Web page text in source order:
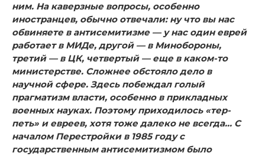
ним. На каверзные вопросы, особенно
иностранцев, обычно отвечали: ну что вы нас
обви­няете в антисемитизме — у нас один еврей
работает в МИДе, другой — в Минобороны,
третий — в ЦК, четвертый — еще в каком-то
министерстве. Сложнее обстояло дело в
научной сфере. Здесь побеждал голый
прагматизм власти, особенно в прикладных
военных науках. Поэтому приходилось «тер­
петь» и евреев, хотя тоже далеко не всегда… С
началом Перестройки в 1985 году с
государственным антисемитизмом было